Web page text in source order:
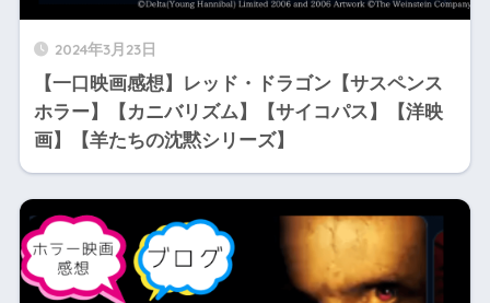
2024年3月23日
【一口映画感想】レッド・ドラゴン【サスペンス
ホラー】【カニバリズム】【サイコパス】【洋映
画】【羊たちの沈黙シリーズ】